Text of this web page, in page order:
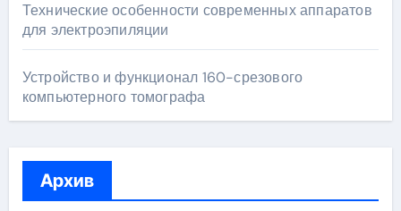
Технические особенности современных аппаратов
для электроэпиляции
Устройство и функционал 160-срезового
компьютерного томографа
Архив